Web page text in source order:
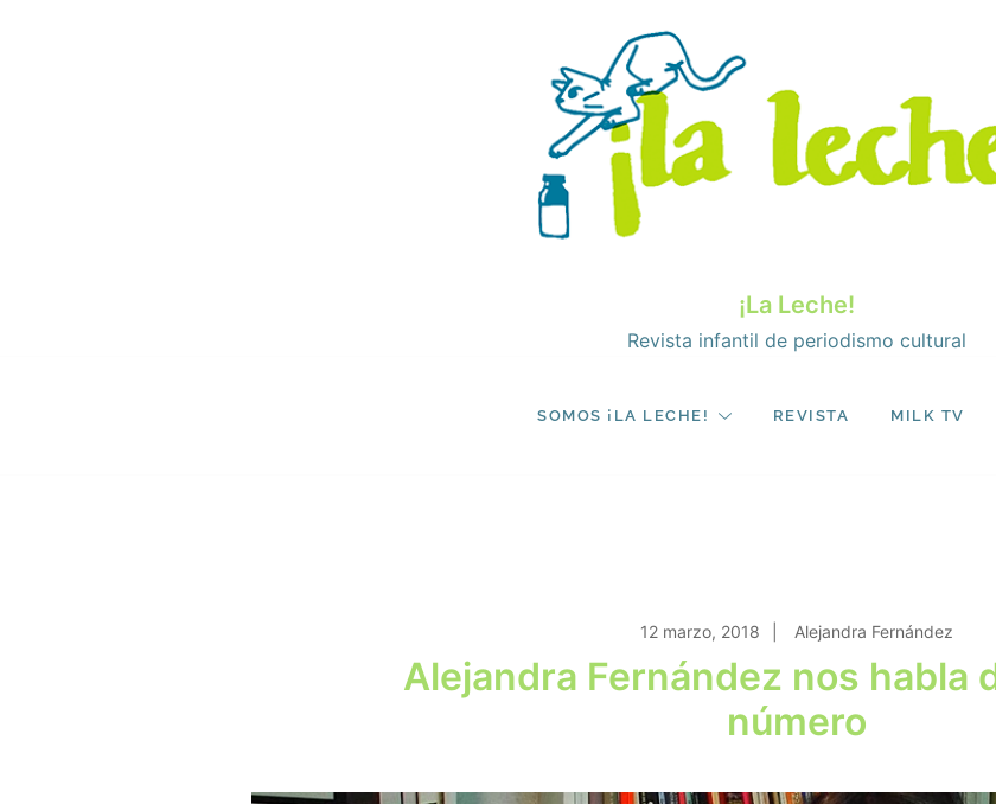
¡La Leche!
Revista infantil de periodismo cultural
SOMOS ¡LA LECHE! REVISTA MILK TV
12 marzo, 2018 Alejandra Fernández
Alejandra Fernández nos habla
número